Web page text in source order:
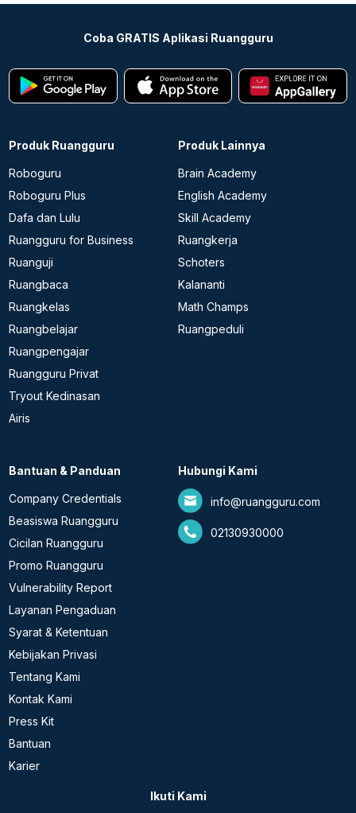
Coba GRATIS Aplikasi Ruangguru
Produk Ruangguru
Roboguru
Roboguru Plus
Dafa dan Lulu
Ruangguru for Business
Ruanguji
Ruangbaca
Ruangkelas
Ruangbelajar
Ruangpengajar
Ruangguru Privat
Tryout Kedinasan
Airis
Produk Lainnya
Brain Academy
English Academy
Skill Academy
Ruangkerja
Schoters
Kalananti
Math Champs
Ruangpeduli
Bantuan & Panduan
Company Credentials
Beasiswa Ruangguru
Cicilan Ruangguru
Promo Ruangguru
Vulnerability Report
Layanan Pengaduan
Syarat & Ketentuan
Kebijakan Privasi
Tentang Kami
Kontak Kami
Press Kit
Bantuan
Karier
Hubungi Kami
info@ruangguru.com
02130930000
Ikuti Kami